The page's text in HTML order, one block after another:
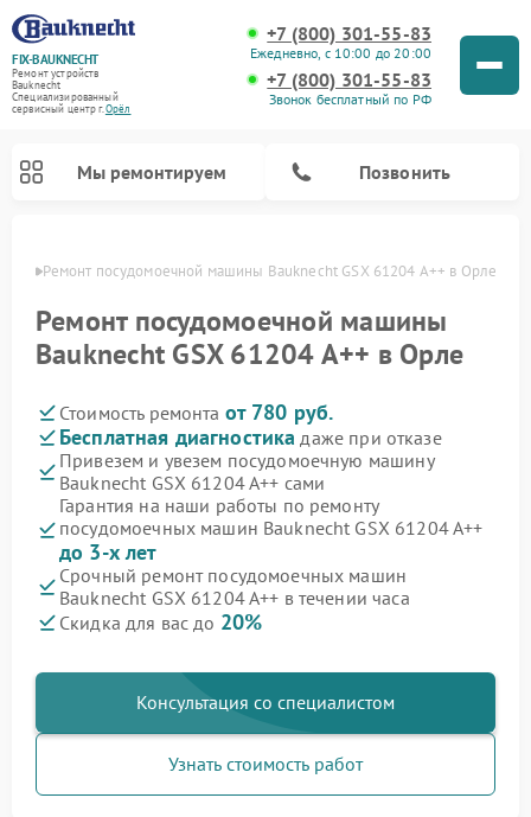
FIX-BAUKNECHT
Ремонт устройств
Bauknecht
Специализированный
cервисный центр г.Орёл
+7 (800) 301-55-83
Ежедневно, с 10:00 до 20:00
+7 (800) 301-55-83
Звонок бесплатный по РФ
Мы ремонтируем Позвонить
Ремонт посудомоечной машины Bauknecht GSX 61204 A++ в Орле
Ремонт посудомоечной машины
Bauknecht GSX 61204 A++ в Орле
Стоимость ремонта от 780 руб.
Бесплатная диагностика даже при отказе
Привезем и увезем посудомоечную машину
Bauknecht GSX 61204 A++ сами
Гарантия на наши работы по ремонту
посудомоечных машин Bauknecht GSX 61204 A++
до 3-х лет
Срочный ремонт посудомоечных машин
Bauknecht GSX 61204 A++ в течении часа
Скидка для вас до 20%
Консультация со специалистом
Узнать стоимость работ